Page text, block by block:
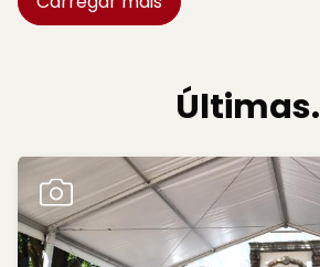
Últimas.